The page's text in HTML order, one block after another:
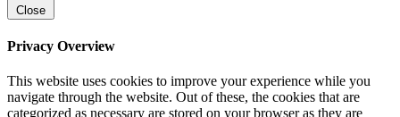
Close
Privacy Overview
This website uses cookies to improve your experience while you
navigate through the website. Out of these, the cookies that are
categorized as necessary are stored on your browser as they are